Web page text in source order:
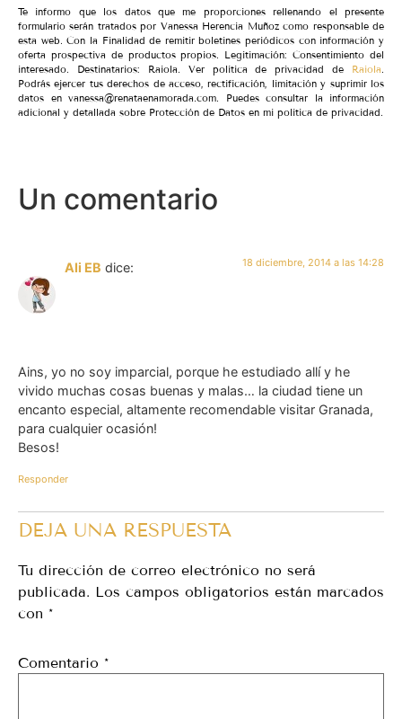
Te informo que los datos que me proporciones rellenando el presente
formulario serán tratados por Vanessa Herencia Muñoz como responsable de
esta web. Con la Finalidad de remitir boletines periódicos con información y
oferta prospectiva de productos propios. Legitimación: Consentimiento del
interesado. Destinatarios: Raiola. Ver política de privacidad de Raiola.
Podrás ejercer tus derechos de acceso, rectificación, limitación y suprimir los
datos en vanessa@renataenamorada.com. Puedes consultar la información
adicional y detallada sobre Protección de Datos en mi política de privacidad.
Un comentario
Ali EB dice: 18 diciembre, 2014 a las 14:28
Ains, yo no soy imparcial, porque he estudiado allí y he
vivido muchas cosas buenas y malas… la ciudad tiene un
encanto especial, altamente recomendable visitar Granada,
para cualquier ocasión!
Besos!
Responder
DEJA UNA RESPUESTA
Tu dirección de correo electrónico no será
publicada. Los campos obligatorios están marcados
con *
Comentario *